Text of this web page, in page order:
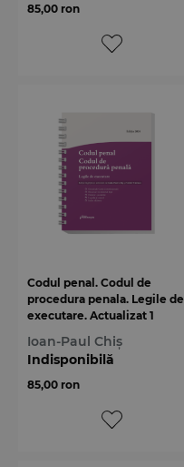
85,00 ron
Codul penal. Codul de
procedura penala. Legile de
executare. Actualizat 1
Ioan-Paul Chiș
Indisponibilă
85,00 ron